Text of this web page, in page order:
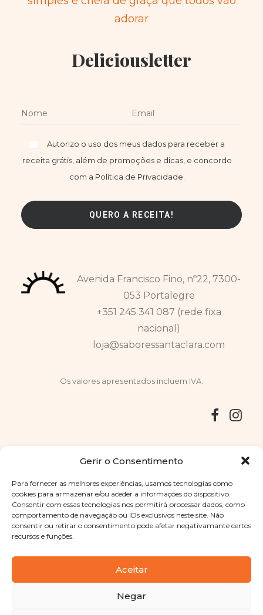
Gerir o Consentimento
Para fornecer as melhores experiências, usamos tecnologias como
cookies para armazenar e/ou aceder a informações do dispositivo.
Consentir com essas tecnologias nos permitirá processar dados, como
comportamento de navegação ou IDs exclusivos neste site. Não
consentir ou retirar o consentimento pode afetar negativamante certos
recursos e funções.
Aceitar
Negar
adorar
Deliciousletter
Autorizo o uso dos meus dados para receber a
receita grátis, além de promoções e dicas, e concordo
com a Política de Privacidade.
Avenida Francisco Fino, nº22, 7300-
053 Portalegre
+351 245 341 087 (rede fixa
nacional)
loja@saboressantaclara.com
Os valores apresentados incluem IVA.
Copyright © 2025 Sabores Santa Clara
. Todos os direitos
reservadosPolítica de Privacidade |Termos e condições
Designed byShift Your Branding Agency